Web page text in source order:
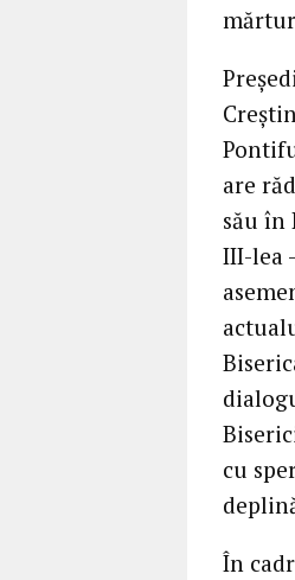
are
său în
III-lea
cu
În